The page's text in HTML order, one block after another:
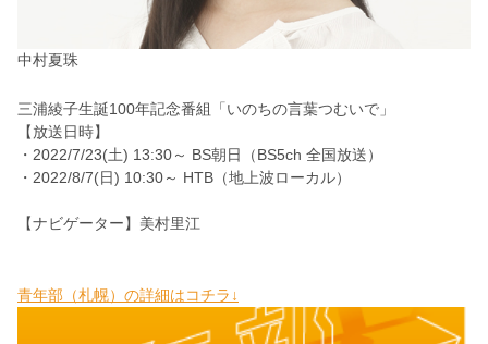
中村夏珠
三浦綾子生誕100年記念番組「いのちの言葉つむいで」
【放送日時】
・2022/7/23(土) 13:30～ BS朝日（BS5ch 全国放送）
・2022/8/7(日) 10:30～ HTB（地上波ローカル）
【ナビゲーター】美村里江
青年部（札幌）の詳細はコチラ↓